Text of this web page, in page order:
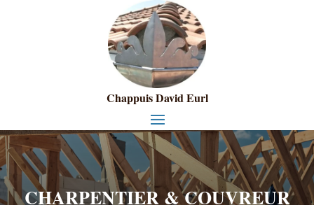
Chappuis David Eurl
CHARPENTIER & COUVREUR